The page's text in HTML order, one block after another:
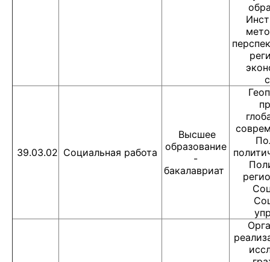
39.03.02 Социальная работа
Высшее
образование
-
бакалавриат